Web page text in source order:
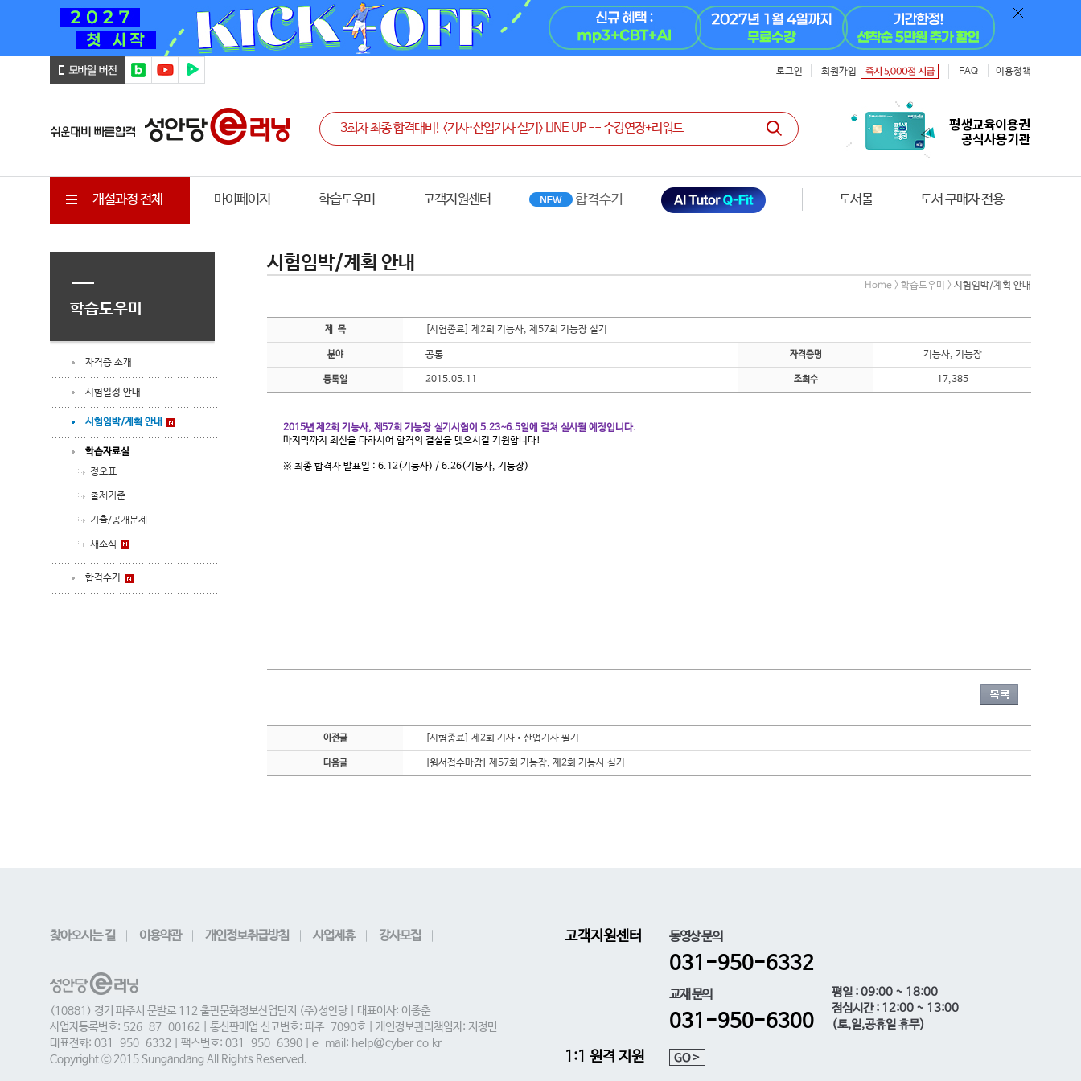
로그인 회원가입 FAQ 이용정책
개설과정 전체 마이페이지 학습도우미 고객지원센터 도서몰 도서 구매자 전용
학습도우미
자격증 소개
시험일정 안내
시험임박/계획 안내
학습자료실
정오표
출제기준
기출/공개문제
새소식
합격수기
시험임박/계획 안내
Home > 학습도우미 > 시험임박/계획 안내
제 목 [시험종료] 제2회 기능사, 제57회 기능장 실기
분야 공통 자격증명 기능사, 기능장
등록일 2015.05.11 조회수 17,385
2015년 제2회 기능사, 제57회 기능장 실기시험이 5.23~6.5일에 걸쳐 실시될 예정입니다.
마지막까지 최선을 다하시어 합격의 결실을 맺으시길 기원합니다!
※ 최종 합격자 발표일 : 6.12(기능사) / 6.26(기능사, 기능장)
이전글 [시험종료] 제2회 기사•산업기사 필기
다음글 [원서접수마감] 제57회 기능장, 제2회 기능사 실기
찾아오시는 길 이용약관 개인정보취급방침 사업제휴 강사모집
(10881) 경기 파주시 문발로 112 출판문화정보산업단지 (주)성안당 | 대표이사: 이종춘
사업자등록번호: 526-87-00162 | 통신판매업 신고번호: 파주-7090호 | 개인정보관리책임자: 지정민
대표전화: 031-950-6332 | 팩스번호: 031-950-6390 | e-mail: help@cyber.co.kr
Copyright ⓒ 2015 Sungandang All Rights Reserved.
고객지원센터 동영상 문의
031-950-6332
교재 문의
031-950-6300
평일 : 09:00 ~ 18:00
점심시간 : 12:00 ~ 13:00
(토,일,공휴일 휴무)
1:1 원격 지원